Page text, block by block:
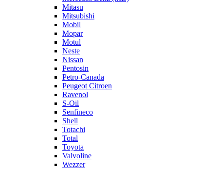
Mitasu
Mitsubishi
Mobil
Mopar
Motul
Neste
Nissan
Pentosin
Petro-Canada
Peugeot Citroen
Ravenol
S-Oil
Senfineco
Shell
Totachi
Total
Toyota
Valvoline
Wezzer